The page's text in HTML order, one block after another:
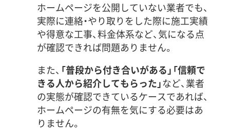
ホームページを公開していない業者でも、
実際に連絡・やり取りをした際に施工実績
や得意な工事、料金体系など、気になる点
が確認できれば問題ありません。
また、 「普段から付き合いがある」「信頼で
きる人から紹介してもらった」など、業者
の実態が確認できているケースであれば、
ホームページの有無を気にする必要はあ
りません。